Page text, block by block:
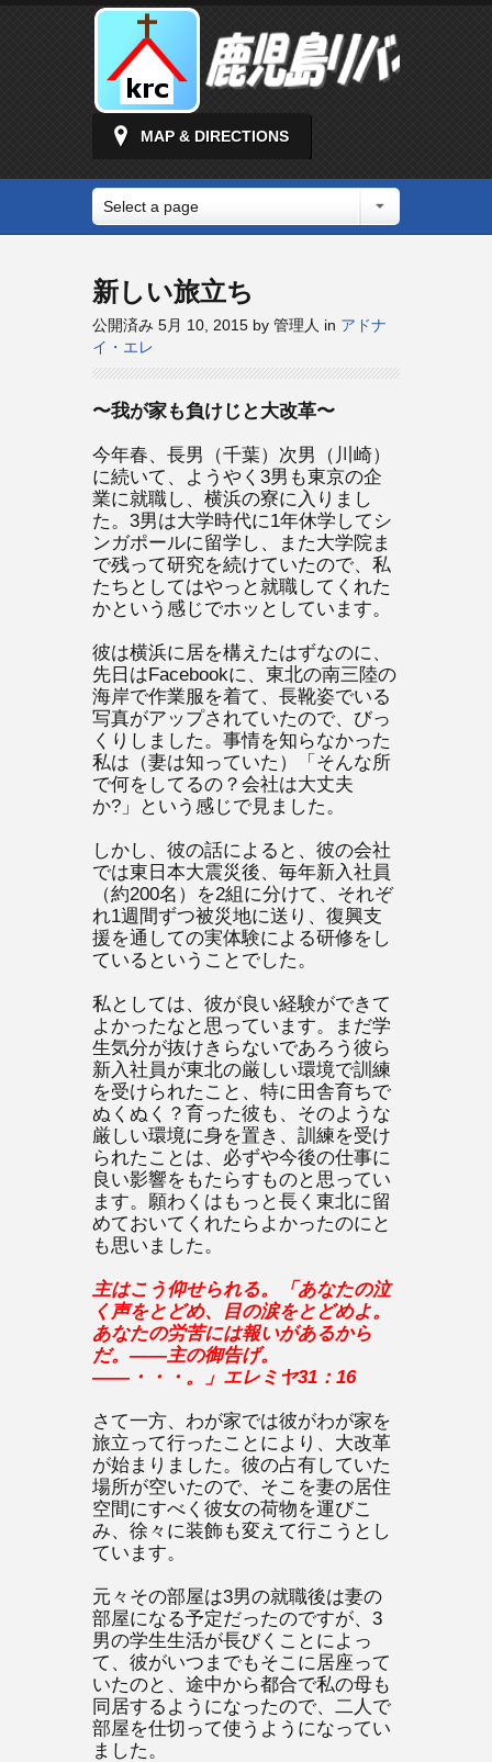
MAP & DIRECTIONS
Select a page
新しい旅立ち
公開済み 5月 10, 2015 by 管理人 in アドナ
イ・エレ
〜我が家も負けじと大改革〜
今年春、長男（千葉）次男（川崎）
に続いて、ようやく3男も東京の企
業に就職し、横浜の寮に入りまし
た。3男は大学時代に1年休学してシ
ンガポールに留学し、また大学院ま
で残って研究を続けていたので、私
たちとしてはやっと就職してくれた
かという感じでホッとしています。
彼は横浜に居を構えたはずなのに、
先日はFacebookに、東北の南三陸の
海岸で作業服を着て、長靴姿でいる
写真がアップされていたので、びっ
くりしました。事情を知らなかった
私は（妻は知っていた）「そんな所
で何をしてるの？会社は大丈夫
か?」という感じで見ました。
しかし、彼の話によると、彼の会社
では東日本大震災後、毎年新入社員
（約200名）を2組に分けて、それぞ
れ1週間ずつ被災地に送り、復興支
援を通しての実体験による研修をし
ているということでした。
私としては、彼が良い経験ができて
よかったなと思っています。まだ学
生気分が抜けきらないであろう彼ら
新入社員が東北の厳しい環境で訓練
を受けられたこと、特に田舎育ちで
ぬくぬく？育った彼も、そのような
厳しい環境に身を置き、訓練を受け
られたことは、必ずや今後の仕事に
良い影響をもたらすものと思ってい
ます。願わくはもっと長く東北に留
めておいてくれたらよかったのにと
も思いました。
主はこう仰せられる。「あなたの泣
く声をとどめ、目の涙をとどめよ。
あなたの労苦には報いがあるから
だ。――主の御告げ。
――・・・。」エレミヤ31 ： 16
さて一方、わが家では彼がわが家を
旅立って行ったことにより、大改革
が始まりました。彼の占有していた
場所が空いたので、そこを妻の居住
空間にすべく彼女の荷物を運びこ
み、徐々に装飾も変えて行こうとし
ています。
元々その部屋は3男の就職後は妻の
部屋になる予定だったのですが、3
男の学生生活が長びくことによっ
て、彼がいつまでもそこに居座って
いたのと、途中から都合で私の母も
同居するようになったので、二人で
部屋を仕切って使うようになってい
ました。